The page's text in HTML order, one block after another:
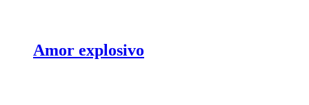
Amor explosivo